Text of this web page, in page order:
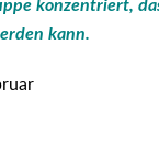
kon­zen­triert,
kann.